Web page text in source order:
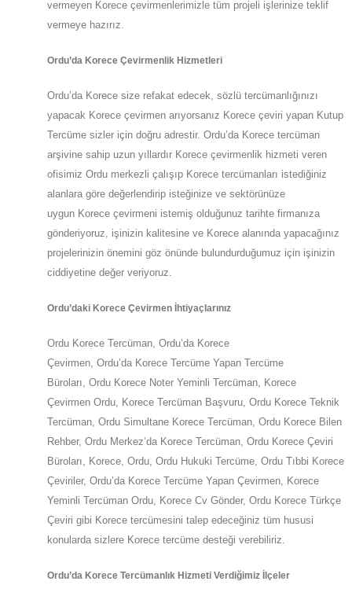
vermeyen Korece çevirmenlerimizle tüm projeli işlerinize teklif
vermeye hazırız.
Ordu’da Korece Çevirmenlik Hizmetleri
Ordu’da Korece size refakat edecek, sözlü tercümanlığınızı
yapacak Korece çevirmen arıyorsanız Korece çeviri yapan Kutup
Tercüme sizler için doğru adrestir. Ordu’da Korece tercüman
arşivine sahip uzun yıllardır Korece çevirmenlik hizmeti veren
ofisimiz Ordu merkezli çalışıp Korece tercümanları istediğiniz
alanlara göre değerlendirip isteğinize ve sektörünüze
uygun Korece çevirmeni istemiş olduğunuz tarihte firmanıza
gönderiyoruz, işinizin kalitesine ve Korece alanında yapacağınız
projelerinizin önemini göz önünde bulundurduğumuz için işinizin
ciddiyetine değer veriyoruz.
Ordu’daki Korece Çevirmen İhtiyaçlarınız
Ordu Korece Tercüman, Ordu’da Korece
Çevirmen, Ordu’da Korece Tercüme Yapan Tercüme
Büroları, Ordu Korece Noter Yeminli Tercüman, Korece
Çevirmen Ordu, Korece Tercüman Başvuru, Ordu Korece Teknik
Tercüman, Ordu Simultane Korece Tercüman, Ordu Korece Bilen
Rehber, Ordu Merkez’da Korece Tercüman, Ordu Korece Çeviri
Büroları, Korece, Ordu, Ordu Hukuki Tercüme, Ordu Tıbbi Korece
Çeviriler, Ordu’da Korece Tercüme Yapan Çevirmen, Korece
Yeminli Tercüman Ordu, Korece Cv Gönder, Ordu Korece Türkçe
Çeviri gibi Korece tercümesini talep edeceğiniz tüm hususi
konularda sizlere Korece tercüme desteği verebiliriz.
Ordu’da Korece Tercümanlık Hizmeti Verdiğimiz İlçeler